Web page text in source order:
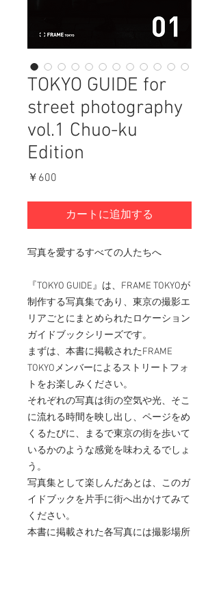
TOKYO GUIDE for
street photography
vol.1 Chuo-ku
Edition
￥600
カートに追加する
写真を愛するすべての人たちへ
『TOKYO GUIDE』は、FRAME TOKYOが
制作する写真集であり、東京の撮影エ
リアごとにまとめられたロケーション
ガイドブックシリーズです。
まずは、本書に掲載されたFRAME
TOKYOメンバーによるストリートフォ
トをお楽しみください。
それぞれの写真は街の空気や光、そこ
に流れる時間を映し出し、ページをめ
くるたびに、まるで東京の街を歩いて
いるかのような感覚を味わえるでしょ
う。
写真集として楽しんだあとは、このガ
イドブックを片手に街へ出かけてみて
ください。
本書に掲載された各写真には撮影場所